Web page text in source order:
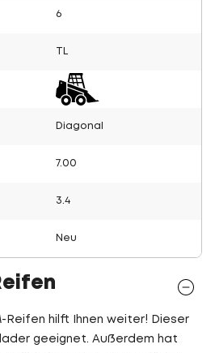
6
Diagonal
7.00
3.4
Neu
Reifen hilft Ihnen weiter! Dieser
geeignet. Außerdem hat